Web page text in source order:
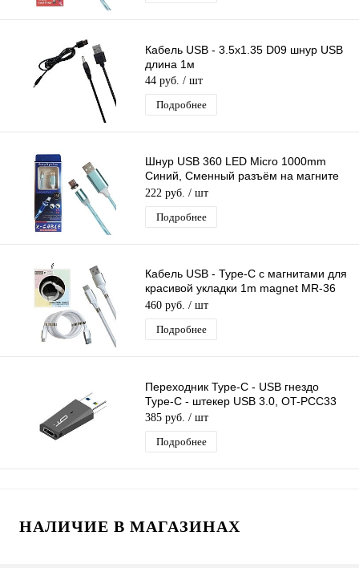
Кабель USB - 3.5x1.35 D09 шнур USB
длина 1м
44 руб. / шт
Подробнее
Шнур USB 360 LED Micro 1000mm
Синий, Сменный разъём на магните
360 градусов светящийся Бегущие
Огни
222 руб. / шт
Подробнее
Кабель USB - Type-C с магнитами для
красивой укладки 1m magnet MR-36
White белый
460 руб. / шт
Подробнее
Переходник Type-C - USB гнездо
Type-C - штекер USB 3.0, OT-PCC33
385 руб. / шт
Подробнее
НАЛИЧИЕ В МАГАЗИНАХ